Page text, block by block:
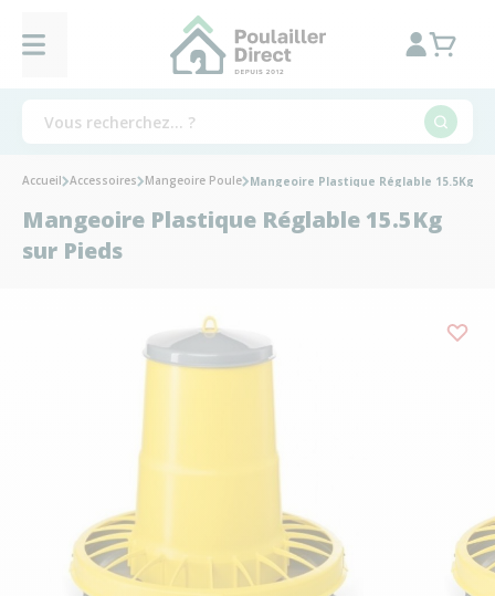
Accueil Accessoires Mangeoire Poule Mangeoire Plastique Réglable 15.5Kg
Mangeoire Plastique Réglable 15.5Kg
sur Pieds